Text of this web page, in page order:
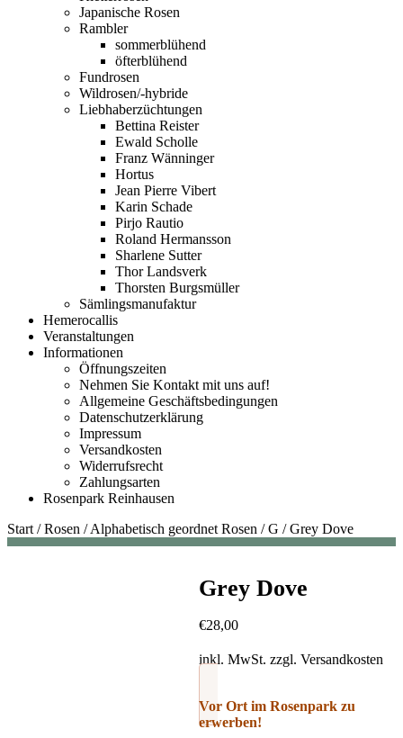
Japanische Rosen
Rambler
sommerblühend
öfterblühend
Fundrosen
Wildrosen/-hybride
Liebhaberzüchtungen
Bettina Reister
Ewald Scholle
Franz Wänninger
Hortus
Jean Pierre Vibert
Karin Schade
Pirjo Rautio
Roland Hermansson
Sharlene Sutter
Thor Landsverk
Thorsten Burgsmüller
Sämlingsmanufaktur
Hemerocallis
Veranstaltungen
Informationen
Öffnungszeiten
Nehmen Sie Kontakt mit uns auf!
Allgemeine Geschäftsbedingungen
Datenschutzerklärung
Impressum
Versandkosten
Widerrufsrecht
Zahlungsarten
Rosenpark Reinhausen
Start /Rosen /Alphabetisch geordnet Rosen /G /Grey Dove
Grey Dove
€28,00
inkl. MwSt. zzgl. Versandkosten
Vor Ort im Rosenpark zu
erwerben!